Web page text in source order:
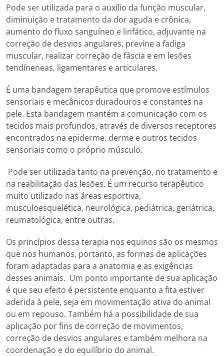
Pode ser utilizada para o auxílio da função muscular,
diminuição e tratamento da dor aguda e crônica,
aumento do fluxo sanguíneo e linfático, adjuvante na
correção de desvios angulares, previne a fadiga
muscular, realizar correção de fáscia e em lesões
tendíneneas, ligamentares e articulares.
É uma bandagem terapêutica que promove estímulos
sensoriais e mecânicos duradouros e constantes na
pele. Esta bandagem mantém a comunicação com os
tecidos mais profundos, através de diversos receptores
encontrados na epiderme, derme e outros tecidos
sensoriais como o próprio músculo.
Pode ser utilizada tanto na prevenção, no tratamento e
na reabilitação das lesões. É um recurso terapêutico
muito utilizado nas áreas esportiva,
musculoesquelética, neurológica, pediátrica, geriátrica,
reumatológica, entre outras.
Os princípios dessa terapia nos equinos são os mesmos
que nos humanos, portanto, as formas de aplicações
foram adaptadas para a anatomia e as exigências
desses animais. Um ponto importante de sua aplicação
é que seu efeito é persistente enquanto a fita estiver
aderida à pele, seja em movimentação ativa do animal
ou em repouso. Também há a possibilidade de sua
aplicação por fins de correção de movimentos,
correção de desvios angulares e também melhora na
coordenação e do equilíbrio do animal.